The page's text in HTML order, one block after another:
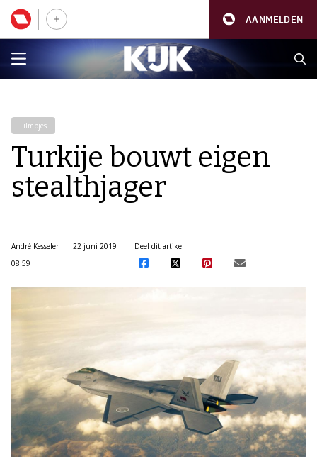
AANMELDEN
Filmpjes
Turkije bouwt eigen
stealthjager
André Kesseler
22 juni 2019
08:59
Deel dit artikel: